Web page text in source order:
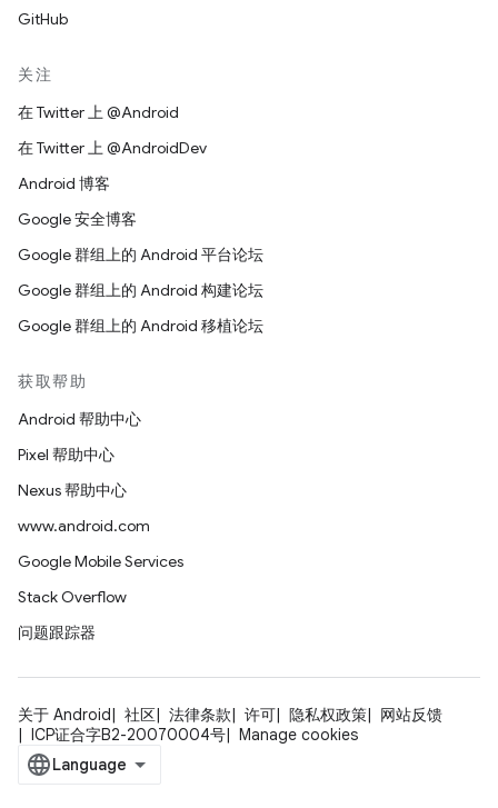
GitHub
关注
在 Twitter 上 @Android
在 Twitter 上 @AndroidDev
Android 博客
Google 安全博客
Google 群组上的 Android 平台论坛
Google 群组上的 Android 构建论坛
Google 群组上的 Android 移植论坛
获取帮助
Android 帮助中心
Pixel 帮助中心
Nexus 帮助中心
www.android.com
Google Mobile Services
Stack Overflow
问题跟踪器
关于 Android 社区 法律条款 许可 隐私权政策
网站反馈
ICP证合字B2-20070004号
Manage cookies